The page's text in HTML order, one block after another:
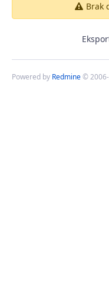
Brak
Powered by Redmine©